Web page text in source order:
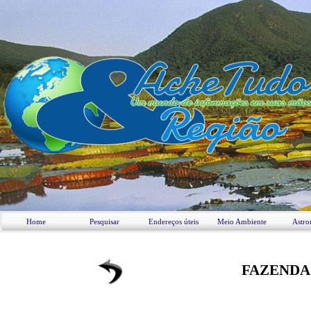
Home Pesquisar Endereços úteis Meio Ambiente